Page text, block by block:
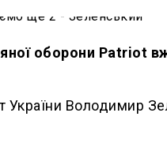
оборони Patriot
Володимир